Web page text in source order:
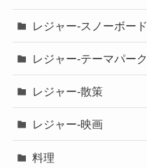
レジャー-スノーボード
レジャー-テーマパーク
レジャー-散策
レジャー-映画
料理